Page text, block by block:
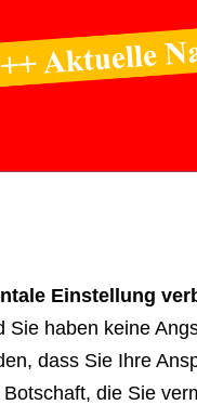
Einstellung
Sie haben keine
dass Sie Ihre
Botschaft, die Sie